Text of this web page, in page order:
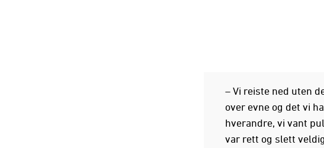
– Vi reiste ned uten
over evne og det vi
hverandre, vi vant
var rett og slett